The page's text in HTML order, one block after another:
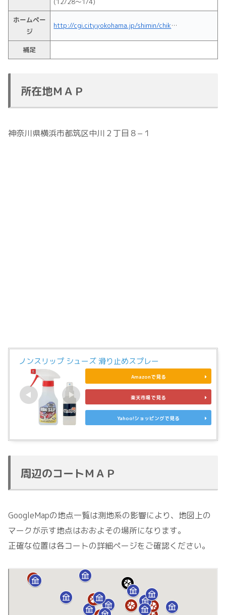
ホームペー
ジ
http://cgi.city.yokohama.jp/shimin/chikucenter/center.php?d=c10100
補足
所在地ＭＡＰ
神奈川県横浜市都筑区中川２丁目８−１
ノンスリップ シューズ 滑り止めスプレー
Amazonで見る
楽天市場で見る
Yahoo!ショッピングで見る
周辺のコートＭＡＰ
GoogleMapの地点一覧は測地系の影響により、地図上の
マークが示す地点はおおよその場所になります。
正確な位置は各コートの詳細ページをご確認ください。